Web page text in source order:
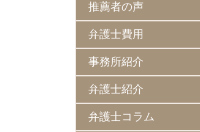
推薦者の声
弁護士費用
事務所紹介
弁護士紹介
弁護士コラム